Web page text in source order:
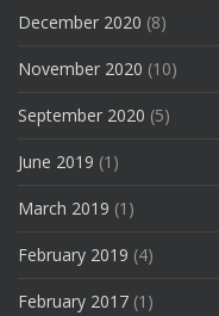
December 2020 (8)
November 2020 (10)
September 2020 (5)
June 2019 (1)
March 2019 (1)
February 2019 (4)
February 2017 (1)